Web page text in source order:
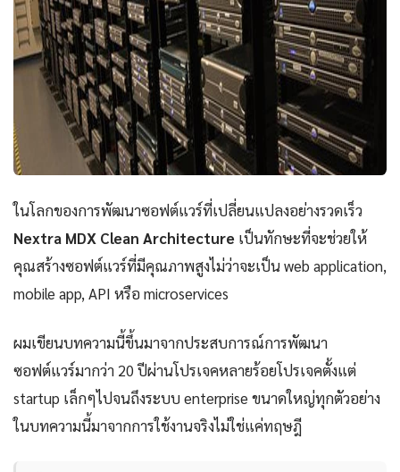
ในโลกของการพัฒนาซอฟต์แวร์ที่เปลี่ยนแปลงอย่างรวดเร็ว
Nextra MDX Clean Architecture เป็นทักษะที่จะช่วยให้
คุณสร้างซอฟต์แวร์ที่มีคุณภาพสูงไม่ว่าจะเป็น web application,
mobile app, API หรือ microservices
ผมเขียนบทความนี้ขึ้นมาจากประสบการณ์การพัฒนา
ซอฟต์แวร์มากว่า 20 ปีผ่านโปรเจคหลายร้อยโปรเจคตั้งแต่
startup เล็กๆไปจนถึงระบบ enterprise ขนาดใหญ่ทุกตัวอย่าง
ในบทความนี้มาจากการใช้งานจริงไม่ใช่แค่ทฤษฎี